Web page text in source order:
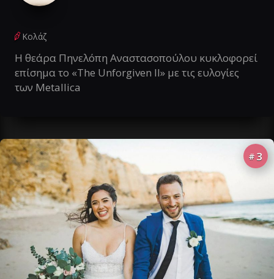
Κολάζ
Η θεάρα Πηνελόπη Αναστασοπούλου κυκλοφορεί
επίσημα το «The Unforgiven II» με τις ευλογίες
των Metallica
# 3